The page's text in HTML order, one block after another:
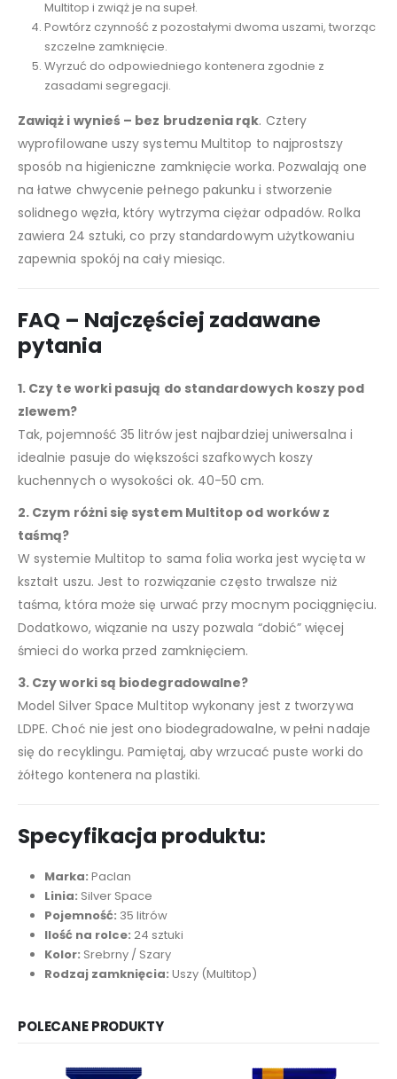
Multitop i zwiąż je na supeł.
Powtórz czynność z pozostałymi dwoma uszami, tworząc
szczelne zamknięcie.
Wyrzuć do odpowiedniego kontenera zgodnie z
zasadami segregacji.
Zawiąż i wynieś – bez brudzenia rąk. Cztery
wyprofilowane uszy systemu Multitop to najprostszy
sposób na higieniczne zamknięcie worka. Pozwalają one
na łatwe chwycenie pełnego pakunku i stworzenie
solidnego węzła, który wytrzyma ciężar odpadów. Rolka
zawiera 24 sztuki, co przy standardowym użytkowaniu
zapewnia spokój na cały miesiąc.
FAQ – Najczęściej zadawane
pytania
1. Czy te worki pasują do standardowych koszy pod
zlewem?
Tak, pojemność 35 litrów jest najbardziej uniwersalna i
idealnie pasuje do większości szafkowych koszy
kuchennych o wysokości ok. 40-50 cm.
2. Czym różni się system Multitop od worków z
taśmą?
W systemie Multitop to sama folia worka jest wycięta w
kształt uszu. Jest to rozwiązanie często trwalsze niż
taśma, która może się urwać przy mocnym pociągnięciu.
Dodatkowo, wiązanie na uszy pozwala “dobić” więcej
śmieci do worka przed zamknięciem.
3. Czy worki są biodegradowalne?
Model Silver Space Multitop wykonany jest z tworzywa
LDPE. Choć nie jest ono biodegradowalne, w pełni nadaje
się do recyklingu. Pamiętaj, aby wrzucać puste worki do
żółtego kontenera na plastiki.
Specyfikacja produktu:
Marka: Paclan
Linia: Silver Space
Pojemność: 35 litrów
Ilość na rolce: 24 sztuki
Kolor: Srebrny / Szary
Rodzaj zamknięcia: Uszy (Multitop)
POLECANE PRODUKTY